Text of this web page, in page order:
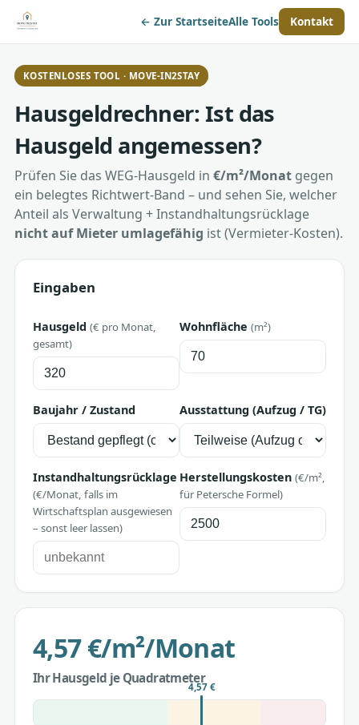
← Zur StartseiteAlle Tools Kontakt
KOSTENLOSES TOOL · MOVE-IN2STAY
Hausgeldrechner: Ist das
Hausgeld angemessen?
Prüfen Sie das WEG-Hausgeld in €/m²/Monat gegen
ein belegtes Richtwert-Band – und sehen Sie, welcher
Anteil als Verwaltung + Instandhaltungsrücklage
nicht auf Mieter umlagefähig ist (Vermieter-Kosten).
Eingaben
Hausgeld (€ pro Monat,
gesamt)
Wohnfläche (m²)
Baujahr / Zustand Ausstattung (Aufzug / TG)
Instandhaltungsrücklage
(€/Monat, falls im
Wirtschaftsplan ausgewiesen
– sonst leer lassen)
Herstellungskosten (€/m²,
für Petersche Formel)
4,57 €/m²/Monat
Ihr Hausgeld je Quadratmeter